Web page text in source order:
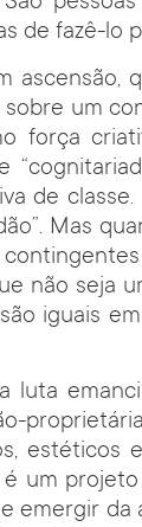
de fazê-lo
ascensão,
um
força
de
Mas
não seja
iguais
luta
estéticos
um
emergir